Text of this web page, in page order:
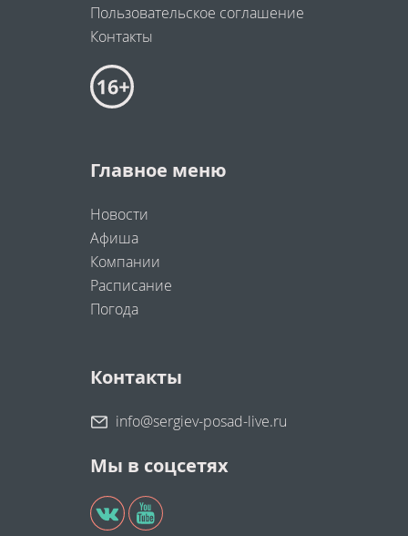
Пользовательское соглашение
Контакты
Главное меню
Новости
Афиша
Компании
Расписание
Погода
Контакты
info@sergiev-posad-live.ru
Мы в соцсетях